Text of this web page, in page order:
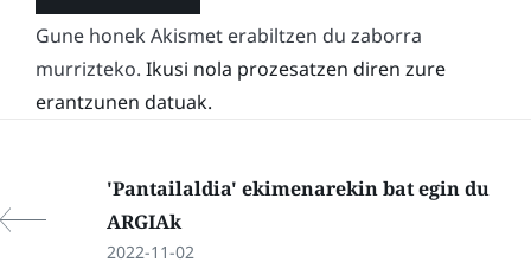
Gune honek Akismet erabiltzen du zaborra
murrizteko. Ikusi nola prozesatzen diren zure
erantzunen datuak.
'Pantailaldia' ekimenarekin bat egin du
ARGIAk
2022-11-02